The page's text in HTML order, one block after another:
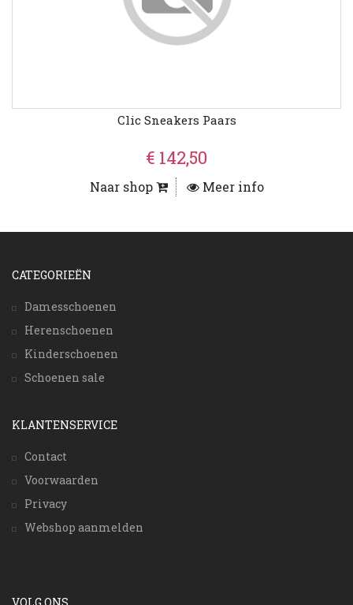
Clic Sneakers Paars
€ 142,50
Naar shop Meer info
CATEGORIEËN
Damesschoenen
Herenschoenen
Kinderschoenen
Schoenen sale
KLANTENSERVICE
Contact
Voorwaarden
Privacy
Webshop aanmelden